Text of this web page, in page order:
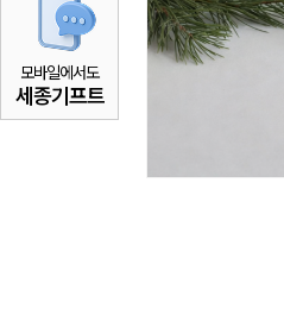
모바일에서도
세종기프트